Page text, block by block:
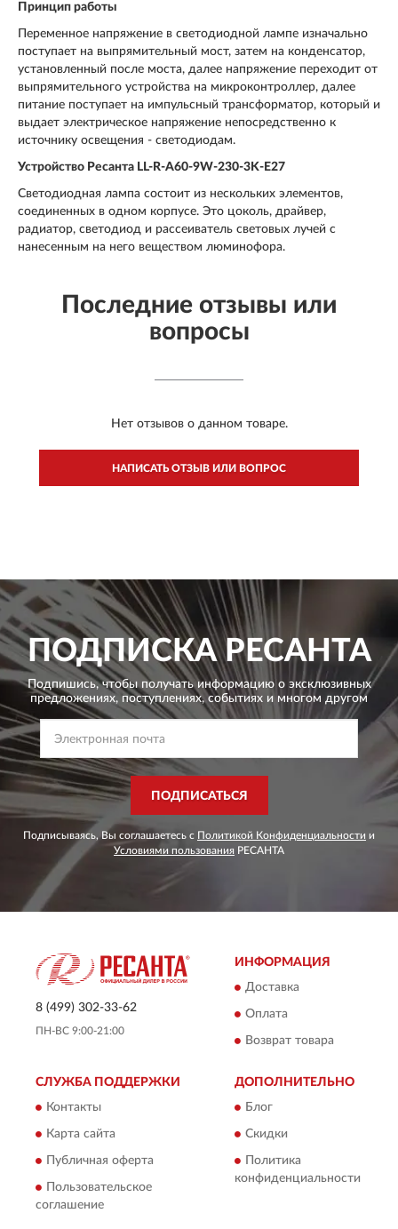
Принцип работы
Переменное напряжение в светодиодной лампе изначально
поступает на выпрямительный мост, затем на конденсатор,
установленный после моста, далее напряжение переходит от
выпрямительного устройства на микроконтроллер, далее
питание поступает на импульсный трансформатор, который и
выдает электрическое напряжение непосредственно к
источнику освещения - светодиодам.
Устройство Ресанта LL-R-A60-9W-230-3K-E27
Светодиодная лампа состоит из нескольких элементов,
соединенных в одном корпусе. Это цоколь, драйвер,
радиатор, светодиод и рассеиватель световых лучей с
нанесенным на него веществом люминофора.
Последние отзывы или
вопросы
Нет отзывов о данном товаре.
НАПИСАТЬ ОТЗЫВ ИЛИ ВОПРОС
ПОДПИСКАРЕСАНТА
Подпишись, чтобы получать информацию о эксклюзивных
предложениях, поступлениях, событиях и многом другом
ПОДПИСАТЬСЯ
Подписываясь, Вы соглашаетесь с Политикой Конфиденциальности и
Условиями пользования РЕСАНТА
8 (499) 302-33-62
ПН-ВС 9:00-21:00
ИНФОРМАЦИЯ
Доставка
Оплата
Возврат товара
СЛУЖБА ПОДДЕРЖКИ
Контакты
Карта сайта
Публичная оферта
Пользовательское
соглашение
ДОПОЛНИТЕЛЬНО
Блог
Скидки
Политика
конфиденциальности